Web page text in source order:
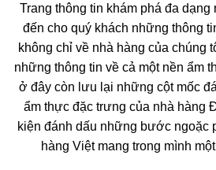
Trang thông tin khám phá đa dạng
đến cho quý khách những thông
không chỉ về nhà hàng của chúng
những thông tin về cả một nền ẩm
ở đây còn lưu lại những cột mốc
ẩm thực đặc trưng của nhà hàng
kiện đánh dấu những bước ngoặc
hàng Việt mang trong mình